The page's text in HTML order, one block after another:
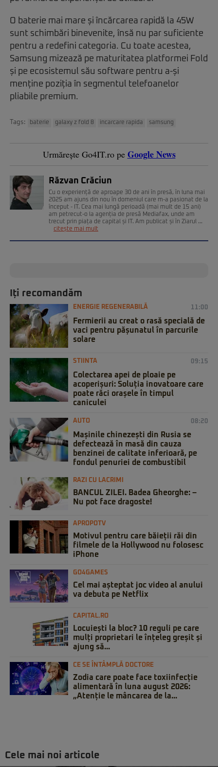
O baterie mai mare și încărcarea rapidă la 45W
sunt schimbări binevenite, însă nu par suficiente
pentru a redefini categoria. Cu toate acestea,
Samsung mizează pe maturitatea platformei Fold
și pe ecosistemul său software pentru a-și
menține poziția în segmentul telefoanelor
pliabile premium.
Tags: baterie galaxy z fold 8 incarcare rapida samsung
Urmărește Go4IT.ro pe Google News
Răzvan Crăciun
Cu o experiență de aproape 30 de ani în presă, în luna mai
2025 am ajuns din nou în domeniul care m-a pasionat de la
început - IT. Cea mai lungă perioadă (mai mult de 15 ani)
am petrecut-o la agenția de presă Mediafax, unde am
trecut prin piața de capital și IT. Am publicat și în Ziarul ...
citește mai mult
Iți recomandăm
ENERGIE REGENERABILĂ 11:00
Fermierii au creat o rasă specială de
vaci pentru pășunatul în parcurile
solare
STIINTA 09:15
Colectarea apei de ploaie pe
acoperișuri: Soluția inovatoare care
poate răci orașele în timpul
caniculei
AUTO 08:20
Mașinile chinezești din Rusia se
defectează în masă din cauza
benzinei de calitate inferioară, pe
fondul penuriei de combustibil
RAZI CU LACRIMI
BANCUL ZILEI. Badea Gheorghe: –
Nu pot face dragoste!
APROPOTV
Motivul pentru care băieții răi din
filmele de la Hollywood nu folosesc
iPhone
GO4GAMES
Cel mai așteptat joc video al anului
va debuta pe Netflix
CAPITAL.RO
Locuiești la bloc? 10 reguli pe care
mulți proprietari le înțeleg greșit și
ajung să...
CE SE ÎNTÂMPLĂ DOCTORE
Zodia care poate face toxiinfecție
alimentară în luna august 2026:
„Atenție le mâncarea de la...
Cele mai noi articole